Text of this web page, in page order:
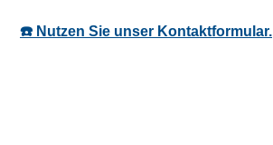
☎️ Nutzen Sie unser Kontaktformular.